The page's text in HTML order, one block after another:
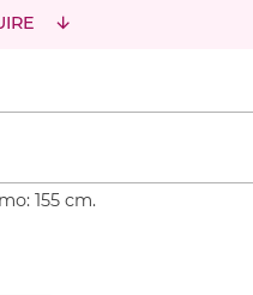
155 cm.